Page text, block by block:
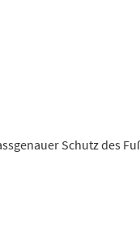
Schutz des